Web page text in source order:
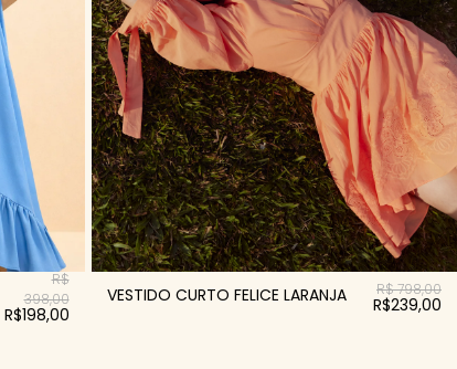
R$
398,00
R$198,00
VESTIDO CURTO FELICE LARANJA R$ 798,00
R$239,00